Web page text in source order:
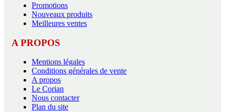
Promotions
Nouveaux produits
Meilleures ventes
A PROPOS
Mentions légales
Conditions générales de vente
A propos
Le Corian
Nous contacter
Plan du site